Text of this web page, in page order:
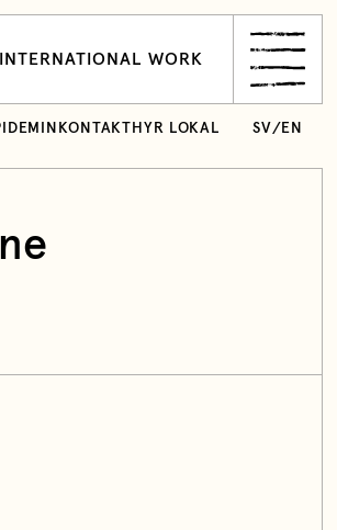
INTERNATIONAL WORK
KONTAKT HYR LOKAL SV/ EN